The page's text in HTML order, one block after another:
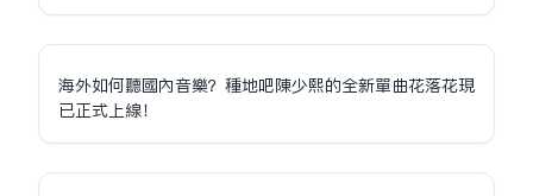
海外如何聽國內音樂？種地吧陳少熙的全新單曲花落花現
已正式上線！